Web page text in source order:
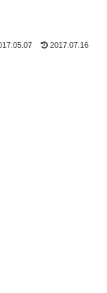
2017.07.16